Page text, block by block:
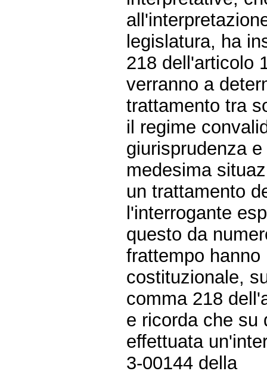
legislatura, ha
218 dell'articolo
verranno a
trattamento tra
il regime
giurisprudenza
medesima
un trattamento
l'interrogante
questo da
frattempo
costituzionale,
comma 218
e ricorda che su
effettuata
3-00144 della